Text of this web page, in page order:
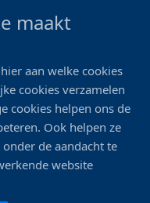
maakt
aan welke cookies
cookies verzamelen
cookies helpen ons de
Ook helpen ze
de aandacht te
website